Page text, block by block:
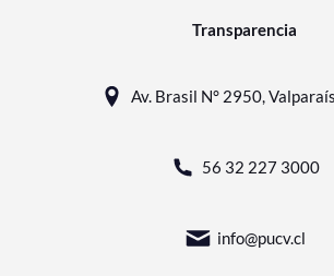
Transparencia
Av. Brasil N° 2950,
56 32 227 3000
info@pucv.cl